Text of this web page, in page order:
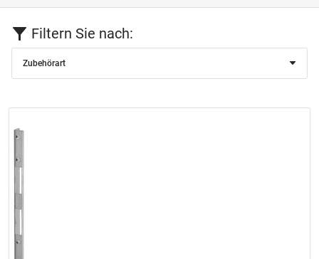
Filtern Sie nach:
Zubehörart